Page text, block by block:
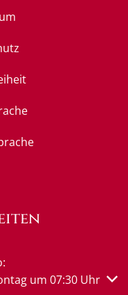
Schließzeiten
um 07:30 Uhr